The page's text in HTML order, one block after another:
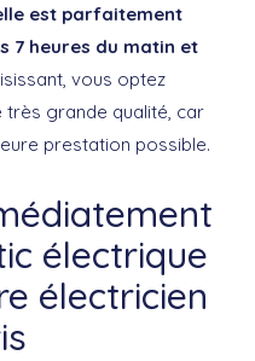
est parfaitement
7 heures du matin et
vous optez
très grande qualité, car
prestation possible.
électrique
électricien